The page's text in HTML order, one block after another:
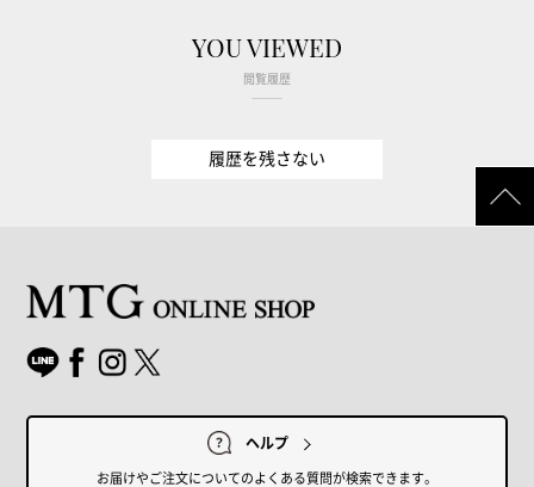
YOU VIEWED
閲覧履歴
履歴を残さない
ヘルプ
お届けやご注文についてのよくある質問が検索できます。